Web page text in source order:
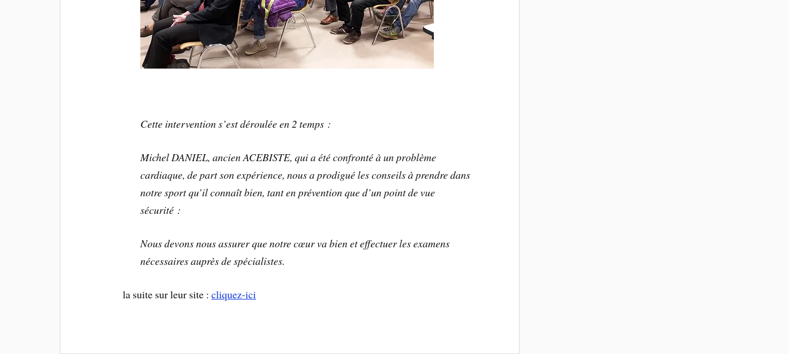
Cette intervention s’est déroulée en 2 temps :
Michel DANIEL, ancien ACEBISTE, qui a été confronté à un problème
cardiaque, de part son expérience, nous a prodigué les conseils à prendre dans
notre sport qu’il connaît bien, tant en prévention que d’un point de vue
sécurité :
Nous devons nous assurer que notre cœur va bien et effectuer les examens
nécessaires auprès de spécialistes.
la suite sur leur site :cliquez-ici